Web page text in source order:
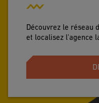
Découvrez le réseau
et localisez l'agence